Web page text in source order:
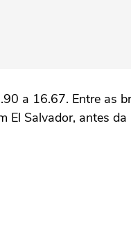
a 16.67. Entre as
Salvador, antes